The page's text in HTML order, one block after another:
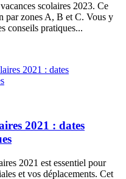
scolaires 2023. Ce
par zones A, B et C. Vous y
conseils pratiques...
2021 : dates
2021 est essentiel pour
et vos déplacements. Cet